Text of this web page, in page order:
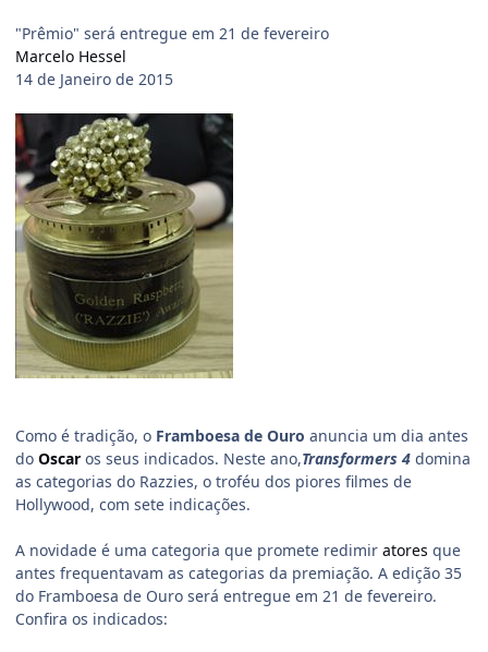
"Prêmio" será entregue em 21 de fevereiro
Marcelo Hessel
14 de Janeiro de 2015
Como é tradição, o Framboesa de Ouro anuncia um dia antes
do Oscar os seus indicados. Neste ano,Transformers 4 domina
as categorias do Razzies, o troféu dos piores filmes de
Hollywood, com sete indicações.
A novidade é uma categoria que promete redimir atores que
antes frequentavam as categorias da premiação. A edição 35
do Framboesa de Ouro será entregue em 21 de fevereiro.
Confira os indicados: